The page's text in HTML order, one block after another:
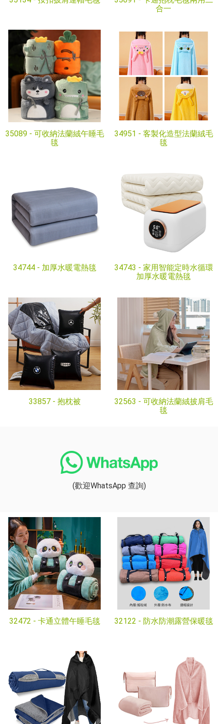
合一
35089 - 可收納法蘭絨午睡毛
毯
34951 - 客製化造型法蘭絨毛
毯
34744 - 加厚水暖電熱毯 34743 - 家用智能定時水循環
加厚水暖電熱毯
33857 - 抱枕被 32563 - 可收納法蘭絨披肩毛
毯
(歡迎WhatsApp 查詢)
32472 - 卡通立體午睡毛毯 32122 - 防水防潮露營保暖毯